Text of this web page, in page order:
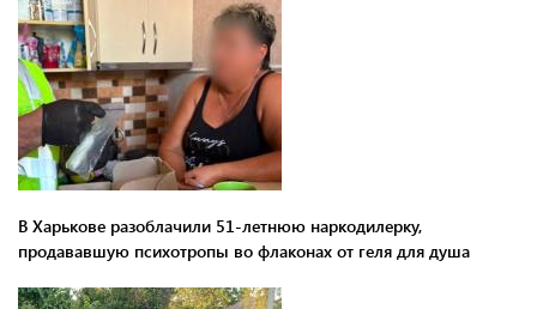
В Харькове разоблачили 51-летнюю наркодилерку,
продававшую психотропы во флаконах от геля для душа